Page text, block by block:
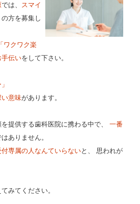
では、
スマイ
の方を募集し
「ワクワク楽
手伝いをして下さい。
い意味があります。
提供する歯科医院に携わる中で、一番
ありません。
専属の人なんていらないと、 思われが
みてください。